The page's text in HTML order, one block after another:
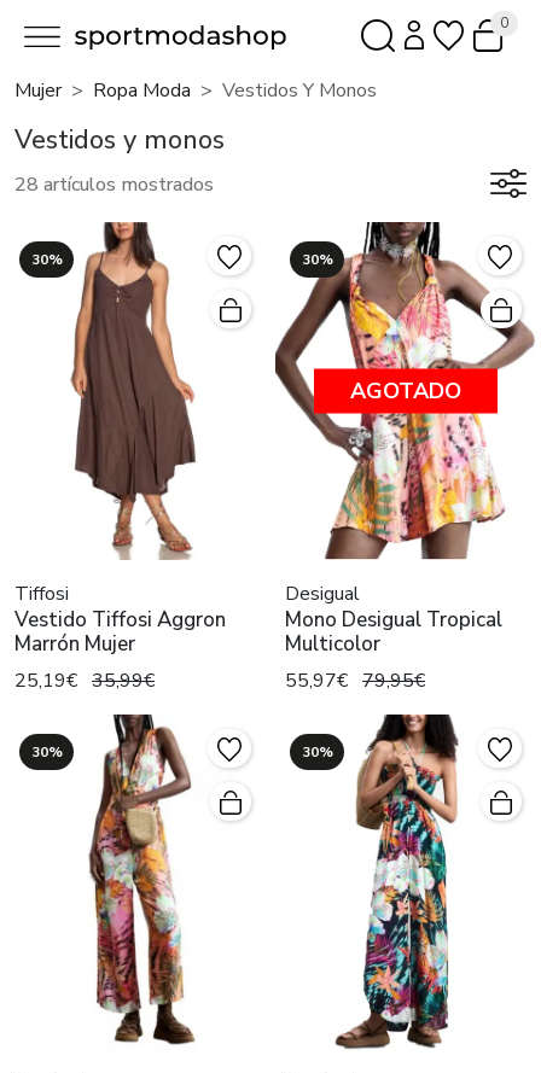
0
Mujer Ropa Moda Vestidos Y Monos
Vestidos y monos
28 artículos mostrados
30%
Tiffosi
Vestido Tiffosi Aggron
Marrón Mujer
25,19€ 35,99€
30%
AGOTADO
Desigual
Mono Desigual Tropical
Multicolor
55,97€ 79,95€
30% 30%